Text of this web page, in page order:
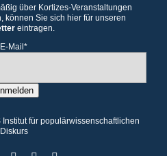
über Kortizes-Veranstaltungen
können Sie sich hier für unseren
eintragen.
E-Mail*
für populärwissenschaftlichen
Diskurs